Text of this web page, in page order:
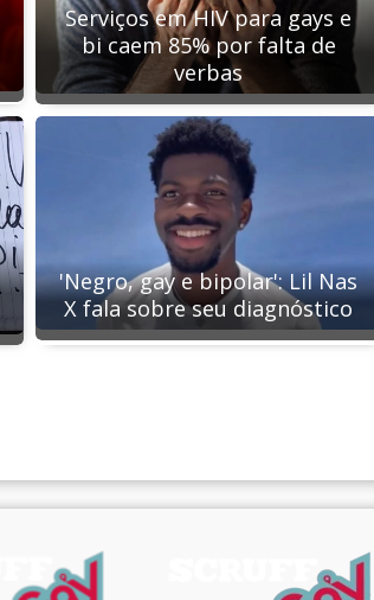
Serviços em HIV para gays e
bi caem 85% por falta de
verbas
'Negro, gay e bipolar': Lil Nas
X fala sobre seu diagnóstico